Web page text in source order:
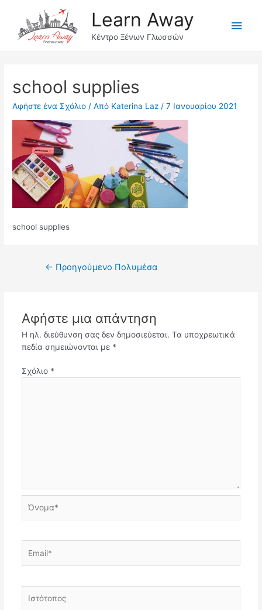
περιεχόμενο
Learn Away
Κέντρο Ξένων Γλωσσών
school supplies
Αφήστε ένα Σχόλιο / Από Katerina Laz/7 Ιανουαρίου 2021
school supplies
Πλοήγηση
← Προηγούμενο Πολυμέσα
Αφήστε μια απάντηση
Η ηλ. διεύθυνση σας δεν δημοσιεύεται. Τα υποχρεωτικά
πεδία σημειώνονται με *
Σχόλιο *